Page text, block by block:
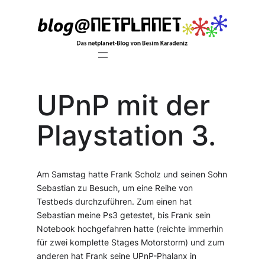
UPnP mit der
Playstation 3.
Am Samstag hatte Frank Scholz und seinen Sohn
Sebastian zu Besuch, um eine Reihe von
Testbeds durchzuführen. Zum einen hat
Sebastian meine Ps3 getestet, bis Frank sein
Notebook hochgefahren hatte (reichte immerhin
für zwei komplette Stages Motorstorm) und zum
anderen hat Frank seine UPnP-Phalanx in